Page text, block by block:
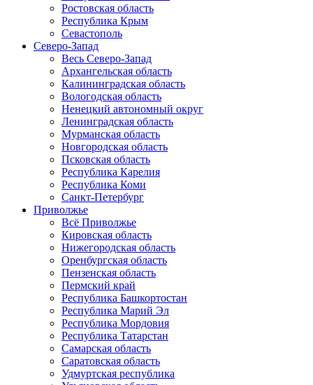
Ростовская область
Республика Крым
Севастополь
Северо-Запад
Весь Северо-Запад
Архангельская область
Калининградская область
Вологодская область
Ненецкий автономный округ
Ленинградская область
Мурманская область
Новгородская область
Псковская область
Республика Карелия
Республика Коми
Санкт-Петербург
Приволжье
Всё Приволжье
Кировская область
Нижегородская область
Оренбургская область
Пензенская область
Пермский край
Республика Башкортостан
Республика Марий Эл
Республика Мордовия
Республика Татарстан
Самарская область
Саратовская область
Удмуртская республика